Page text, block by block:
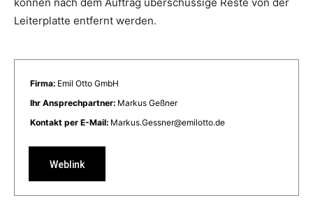
Leiterplatte entfernt werden.
Firma: Emil Otto GmbH
Ihr Ansprechpartner: Markus Geßner
Kontakt per E-Mail: Markus.Gessner@emilotto.de
Weblink